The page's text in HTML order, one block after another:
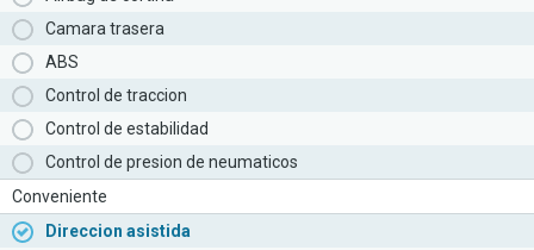
Camara trasera
ABS
Control de traccion
Control de estabilidad
Control de presion de neumaticos
Conveniente
Direccion asistida